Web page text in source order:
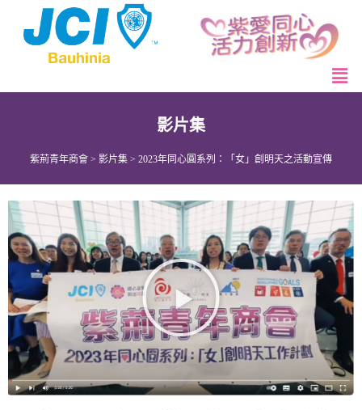
影片集
紫荊青年商會 > 影片集 > 2023年同心圓系列：「女」創明天之活動宣傳